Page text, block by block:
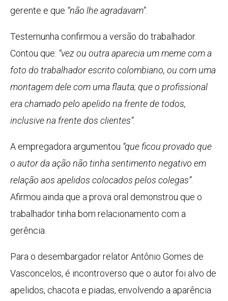
gerente e que “não lhe agradavam”.
Testemunha confirmou a versão do trabalhador.
Contou que: “vez ou outra aparecia um meme com a
foto do trabalhador escrito colombiano, ou com uma
montagem dele com uma flauta; que o profissional
era chamado pelo apelido na frente de todos,
inclusive na frente dos clientes”.
A empregadora argumentou “que ficou provado que
o autor da ação não tinha sentimento negativo em
relação aos apelidos colocados pelos colegas”.
Afirmou ainda que a prova oral demonstrou que o
trabalhador tinha bom relacionamento com a
gerência.
Para o desembargador relator Antônio Gomes de
Vasconcelos, é incontroverso que o autor foi alvo de
apelidos, chacota e piadas, envolvendo a aparência